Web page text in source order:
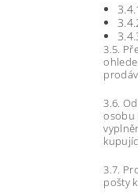
3.5.
3.6.
osobu
3.7.
pošty